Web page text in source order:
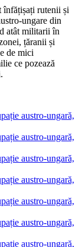
înfățișați rutenii și
ungare din
atât militarii în
țăranii și
de mici
ce pozează